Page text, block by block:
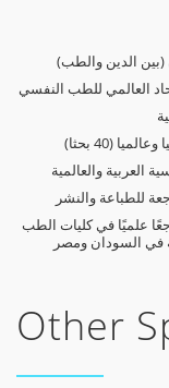
علميًا في كليات الطب
في السودان ومصر
Other